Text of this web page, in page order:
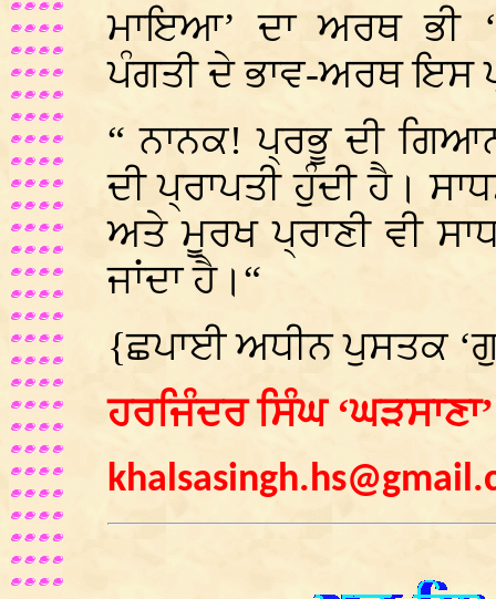
ਮਾਇਆ’ ਦਾ ਅਰਥ ਭੀ
ਪੰਗਤੀ ਦੇ ਭਾਵ-ਅਰਥ ਇਸ
“ ਨਾਨਕ! ਪ੍ਰਭੂ ਦੀ
ਦੀ ਪ੍ਰਾਪਤੀ ਹੁੰਦੀ ਹੈ।
ਅਤੇ ਮੂਰਖ ਪ੍ਰਾਣੀ ਵੀ
ਜਾਂਦਾ ਹੈ।“
{ਛਪਾਈ ਅਧੀਨ ਪੁਸਤਕ
ਹਰਜਿੰਦਰ ਸਿੰਘ ‘ਘੜਸਾਣਾ’